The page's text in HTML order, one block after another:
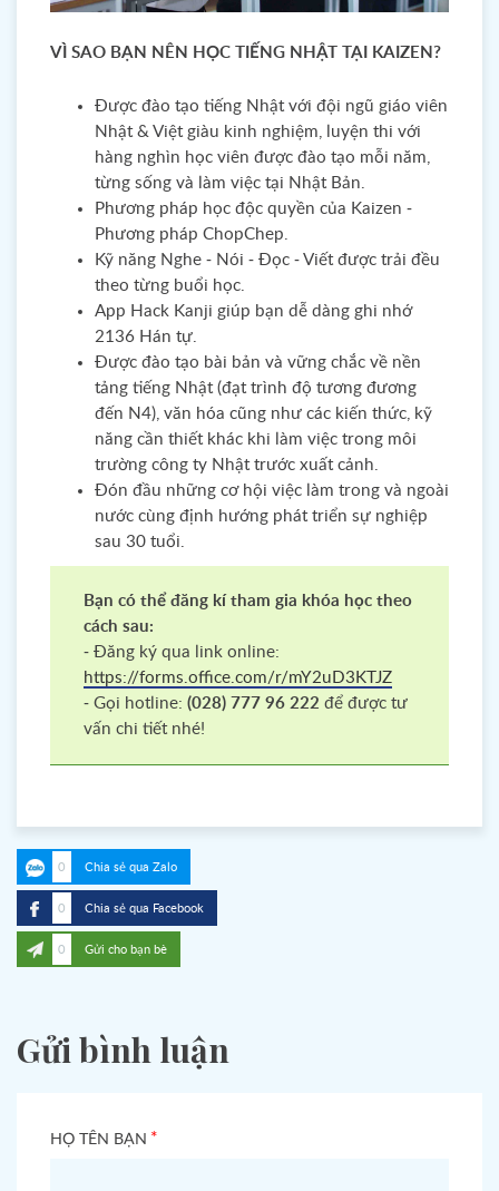
VÌ SAO BẠN NÊN HỌC TIẾNG NHẬT TẠI KAIZEN?
Được đào tạo tiếng Nhật với đội ngũ giáo viên
Nhật & Việt giàu kinh nghiệm, luyện thi với
hàng nghìn học viên được đào tạo mỗi năm,
từng sống và làm việc tại Nhật Bản.
Phương pháp học độc quyền của Kaizen -
Phương pháp ChopChep.
Kỹ năng Nghe - Nói - Đọc - Viết được trải đều
theo từng buổi học.
App Hack Kanji giúp bạn dễ dàng ghi nhớ
2136 Hán tự.
Được đào tạo bài bản và vững chắc về nền
tảng tiếng Nhật (đạt trình độ tương đương
đến N4), văn hóa cũng như các kiến thức, kỹ
năng cần thiết khác khi làm việc trong môi
trường công ty Nhật trước xuất cảnh.
Đón đầu những cơ hội việc làm trong và ngoài
nước cùng định hướng phát triển sự nghiệp
sau 30 tuổi.
Bạn có thể đăng kí tham gia khóa học theo
cách sau:
- Đăng ký qua link online:
https://forms.office.com/r/mY2uD3KTJZ
- Gọi hotline: (028) 777 96 222 để được tư
vấn chi tiết nhé!
0 Chia sẻ qua Zalo
0 Chia sẻ qua Facebook
0 Gửi cho bạn bè
Gửi bình luận
HỌ TÊN BẠN *